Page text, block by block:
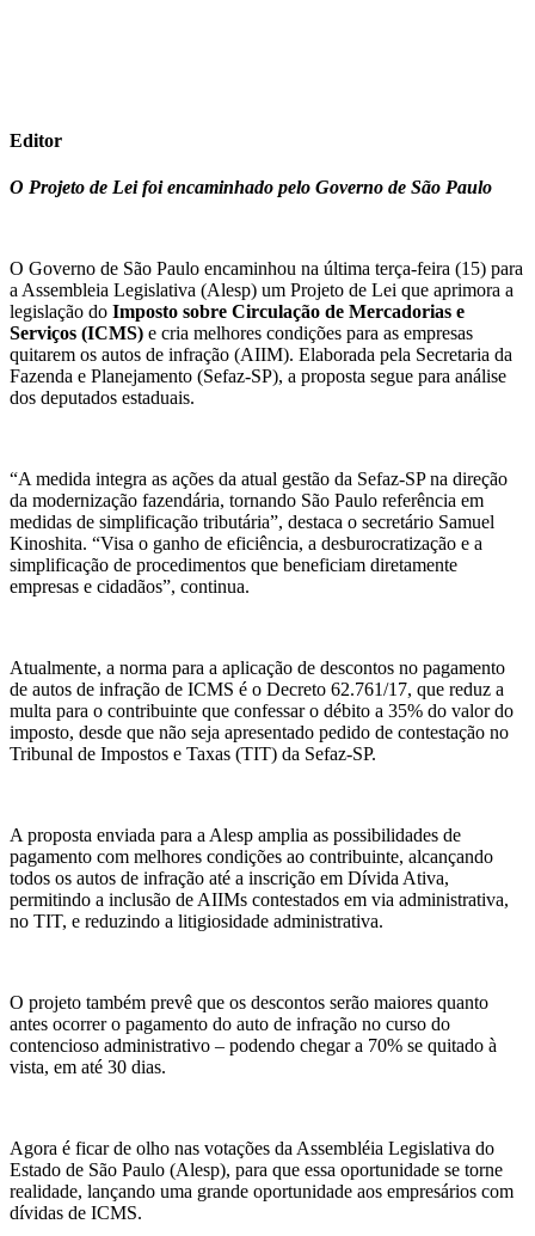
Editor
O Projeto de Lei foi encaminhado pelo Governo de São Paulo
O Governo de São Paulo encaminhou na última terça-feira (15) para
a Assembleia Legislativa (Alesp) um Projeto de Lei que aprimora a
legislação do Imposto sobre Circulação de Mercadorias e
Serviços (ICMS) e cria melhores condições para as empresas
quitarem os autos de infração (AIIM). Elaborada pela Secretaria da
Fazenda e Planejamento (Sefaz-SP), a proposta segue para análise
dos deputados estaduais.
“A medida integra as ações da atual gestão da Sefaz-SP na direção
da modernização fazendária, tornando São Paulo referência em
medidas de simplificação tributária”, destaca o secretário Samuel
Kinoshita. “Visa o ganho de eficiência, a desburocratização e a
simplificação de procedimentos que beneficiam diretamente
empresas e cidadãos”, continua.
Atualmente, a norma para a aplicação de descontos no pagamento
de autos de infração de ICMS é o Decreto 62.761/17, que reduz a
multa para o contribuinte que confessar o débito a 35% do valor do
imposto, desde que não seja apresentado pedido de contestação no
Tribunal de Impostos e Taxas (TIT) da Sefaz-SP.
A proposta enviada para a Alesp amplia as possibilidades de
pagamento com melhores condições ao contribuinte, alcançando
todos os autos de infração até a inscrição em Dívida Ativa,
permitindo a inclusão de AIIMs contestados em via administrativa,
no TIT, e reduzindo a litigiosidade administrativa.
O projeto também prevê que os descontos serão maiores quanto
antes ocorrer o pagamento do auto de infração no curso do
contencioso administrativo – podendo chegar a 70% se quitado à
vista, em até 30 dias.
Agora é ficar de olho nas votações da Assembléia Legislativa do
Estado de São Paulo (Alesp), para que essa oportunidade se torne
realidade, lançando uma grande oportunidade aos empresários com
dívidas de ICMS.